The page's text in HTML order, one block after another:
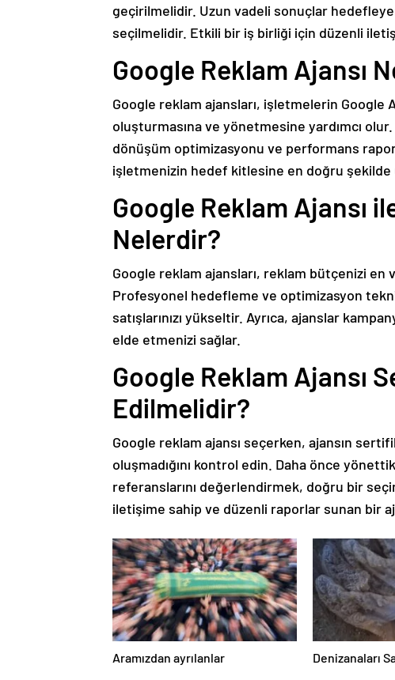
geçirilmelidir. Uzun vadeli sonuçlar
seçilmelidir. Etkili bir iş birliği için düzenli
Google Reklam Ajansı
Google reklam ajansları, işletmelerin
oluşturmasına ve yönetmesine yardımcı
dönüşüm optimizasyonu ve performans
işletmenizin hedef kitlesine en doğru şekilde
Google Reklam Ajansı
Nelerdir?
Google reklam ajansları, reklam bütçenizi en
Profesyonel hedefleme ve optimizasyon
satışlarınızı yükseltir. Ayrıca, ajanslar
elde etmenizi sağlar.
Google Reklam Ajansı
Edilmelidir?
Google reklam ajansı seçerken, ajansın
oluşmadığını kontrol edin. Daha önce
referanslarını değerlendirmek, doğru bir
iletişime sahip ve düzenli raporlar sunan bir
Aramızdan ayrılanlar Denizanaları